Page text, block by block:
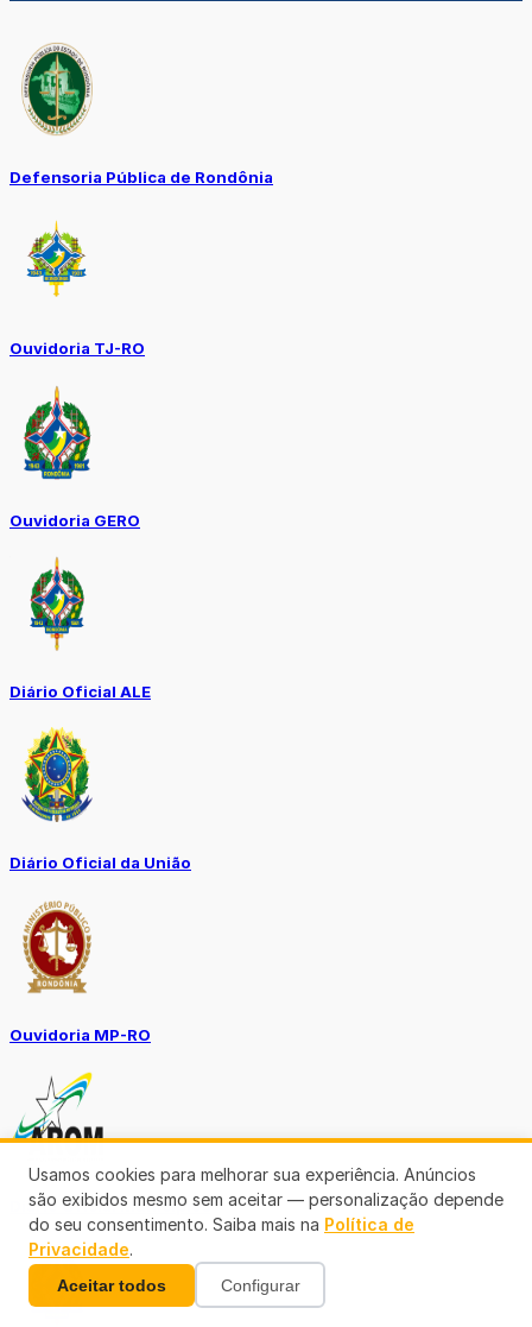
Defensoria Pública de Rondônia
Ouvidoria TJ-RO
Ouvidoria GERO
Diário Oficial ALE
Diário Oficial da União
Ouvidoria MP-RO
Diário Oficial Municípios
Usamos cookies para melhorar sua experiência. Anúncios
são exibidos mesmo sem aceitar — personalização depende
do seu consentimento. Saiba mais na Política de
Privacidade.
Aceitar todos Configurar